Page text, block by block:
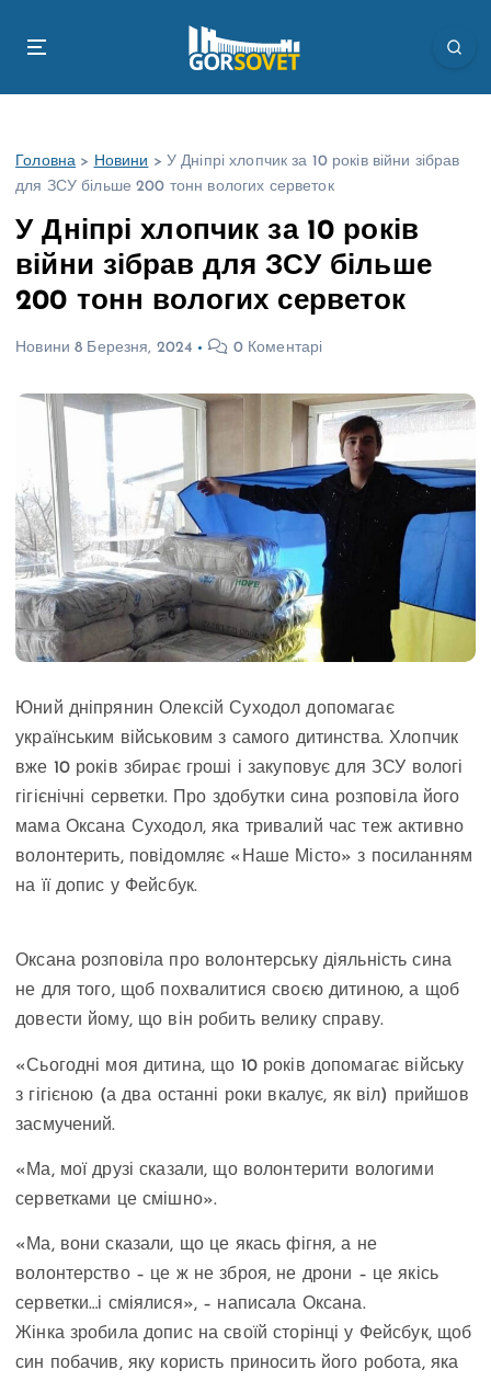
Головна > Новини > У Дніпрі хлопчик за 10 років війни зібрав
для ЗСУ більше 200 тонн вологих серветок
У Дніпрі хлопчик за 10 років
війни зібрав для ЗСУ більше
200 тонн вологих серветок
Новини 8 Березня, 2024 0 Коментарі
Юний дніпрянин Олексій Суходол допомагає
українським військовим з самого дитинства. Хлопчик
вже 10 років збирає гроші і закуповує для ЗСУ вологі
гігієнічні серветки. Про здобутки сина розповіла його
мама Оксана Суходол, яка тривалий час теж активно
волонтерить, повідомляє «Наше Місто» з посиланням
на її допис у Фейсбук.
Оксана розповіла про волонтерську діяльність сина
не для того, щоб похвалитися своєю дитиною, а щоб
довести йому, що він робить велику справу.
«Сьогодні моя дитина, що 10 років допомагає війську
з гігієною (а два останні роки вкалує, як віл) прийшов
засмучений.
«Ма, мої друзі сказали, що волонтерити вологими
серветками це смішно».
«Ма, вони сказали, що це якась фігня, а не
волонтерство – це ж не зброя, не дрони – це якісь
серветки…і сміялися», – написала Оксана.
Жінка зробила допис на своїй сторінці у Фейсбук, щоб
син побачив, яку користь приносить його робота, яка